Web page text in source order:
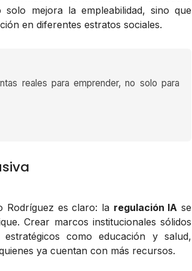
mejora la empleabilidad, sino que
en diferentes estratos sociales.
reales para emprender, no solo para
Rodríguez es claro: la regulación IA se
Crear marcos institucionales sólidos
como educación y salud,
ya cuentan con más recursos.